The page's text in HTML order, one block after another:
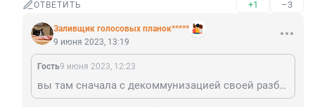
ОТВЕТИТЬ +1 –3
Заливщик голосовых планок*****
9 июня 2023, 13:19
Гость9 июня 2023, 12:23
вы там сначала с декоммунизацией своей разберитесь